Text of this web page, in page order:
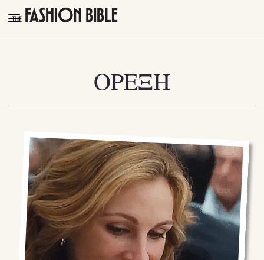
THE FASHION BIBLE
PLEASURES
VIDEOS
FOLLOW
Facebook
Instagram
Youtube
ΟΡΕΞΗ